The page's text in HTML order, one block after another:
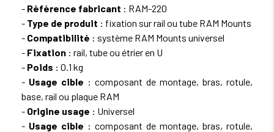
- Référence fabricant : RAM-220
- Type de produit : fixation sur rail ou tube RAM Mounts
- Compatibilité : système RAM Mounts universel
- Fixation : rail, tube ou étrier en U
- Poids : 0.1 kg
- Usage cible : composant de montage, bras, rotule,
base, rail ou plaque RAM
- Origine usage : Universel
- Usage cible : composant de montage, bras, rotule,